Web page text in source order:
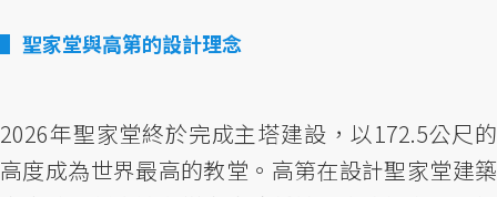
聖家堂與高第的設計理念
2026年聖家堂終於完成主塔建設，以172.5公尺的
高度成為世界最高的教堂。高第在設計聖家堂建築